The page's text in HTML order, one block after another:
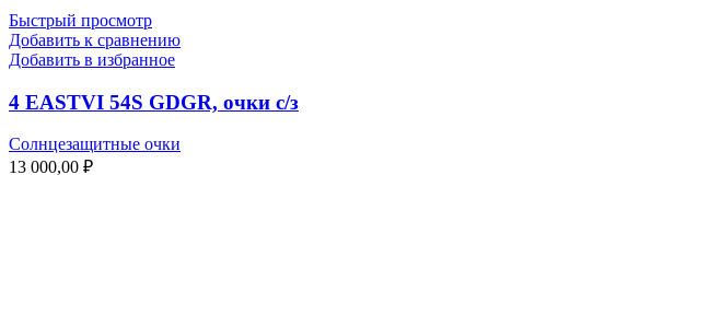
Быстрый просмотр
Добавить к сравнению
Добавить в избранное
4 EASTVI 54S GDGR, очки с/з
Солнцезащитные очки
13 000,00 ₽